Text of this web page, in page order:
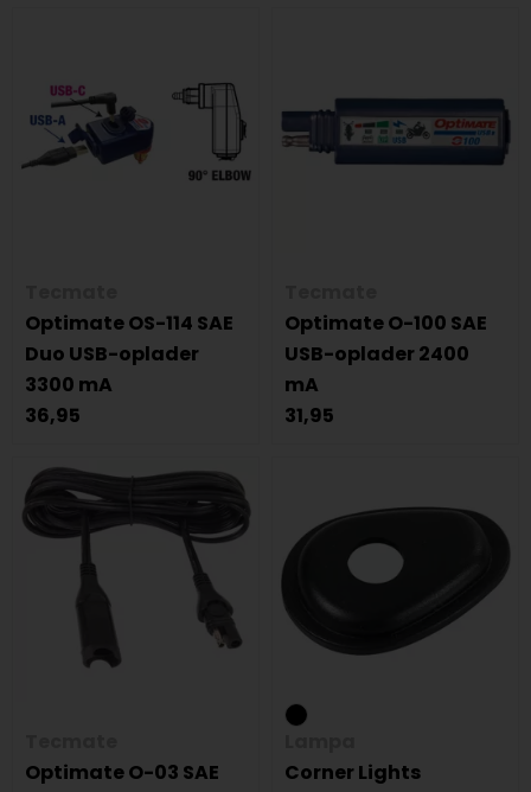
Optimate OS-114 SAE
Duo USB-oplader
3300 mA
36,95
Optimate O-100 SAE
USB-oplader 2400
mA
31,95
Optimate O-03 SAE
Corner Lights